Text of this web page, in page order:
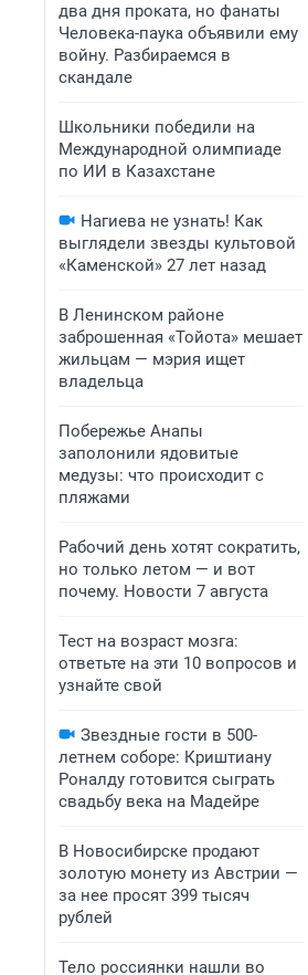
два дня проката, но фанаты
Человека-паука объявили ему
войну. Разбираемся в
скандале
Школьники победили на
Международной олимпиаде
по ИИ в Казахстане
Нагиева не узнать! Как
выглядели звезды культовой
«Каменской» 27 лет назад
В Ленинском районе
заброшенная «Тойота» мешает
жильцам — мэрия ищет
владельца
Побережье Анапы
заполонили ядовитые
медузы: что происходит с
пляжами
Рабочий день хотят сократить,
но только летом — и вот
почему. Новости 7 августа
Тест на возраст мозга:
ответьте на эти 10 вопросов и
узнайте свой
Звездные гости в 500-
летнем соборе: Криштиану
Роналду готовится сыграть
свадьбу века на Мадейре
В Новосибирске продают
золотую монету из Австрии —
за нее просят 399 тысяч
рублей
Тело россиянки нашли во